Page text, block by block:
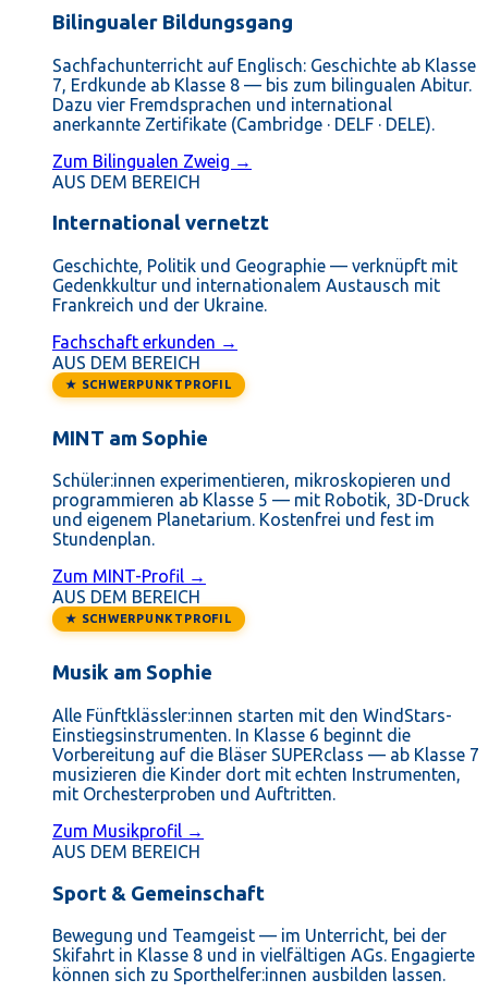
Bilingualer Bildungsgang
Sachfachunterricht auf Englisch: Geschichte ab Klasse
7, Erdkunde ab Klasse 8 — bis zum bilingualen Abitur.
Dazu vier Fremdsprachen und international
anerkannte Zertifikate (Cambridge · DELF · DELE).
Zum Bilingualen Zweig →
AUS DEM BEREICH
International vernetzt
Geschichte, Politik und Geographie — verknüpft mit
Gedenkkultur und internationalem Austausch mit
Frankreich und der Ukraine.
Fachschaft erkunden →
AUS DEM BEREICH
★ SCHWERPUNKTPROFIL
MINT am Sophie
Schüler:innen experimentieren, mikroskopieren und
programmieren ab Klasse 5 — mit Robotik, 3D-Druck
und eigenem Planetarium. Kostenfrei und fest im
Stundenplan.
Zum MINT-Profil →
AUS DEM BEREICH
★ SCHWERPUNKTPROFIL
Musik am Sophie
Alle Fünftklässler:innen starten mit den WindStars-
Einstiegsinstrumenten. In Klasse 6 beginnt die
Vorbereitung auf die Bläser SUPERclass — ab Klasse 7
musizieren die Kinder dort mit echten Instrumenten,
mit Orchesterproben und Auftritten.
Zum Musikprofil →
AUS DEM BEREICH
Sport & Gemeinschaft
Bewegung und Teamgeist — im Unterricht, bei der
Skifahrt in Klasse 8 und in vielfältigen AGs. Engagierte
können sich zu Sporthelfer:innen ausbilden lassen.